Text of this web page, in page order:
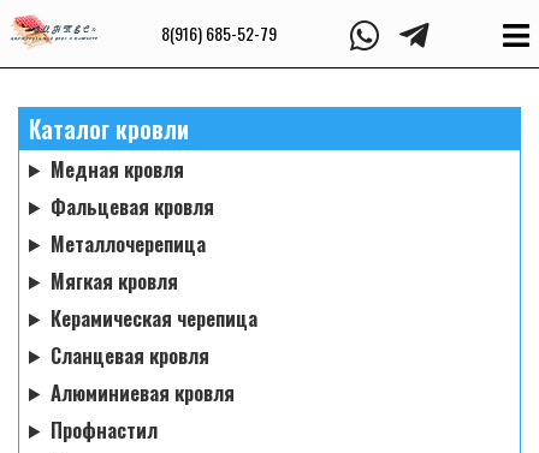
8(916) 685-52-79
Каталог кровли
Медная кровля
Фальцевая кровля
Металлочерепица
Мягкая кровля
Керамическая черепица
Сланцевая кровля
Алюминиевая кровля
Профнастил